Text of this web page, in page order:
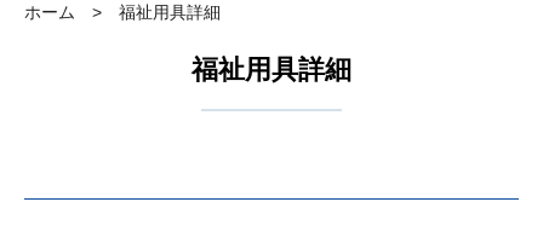
ホーム > 福祉用具詳細
福祉用具詳細